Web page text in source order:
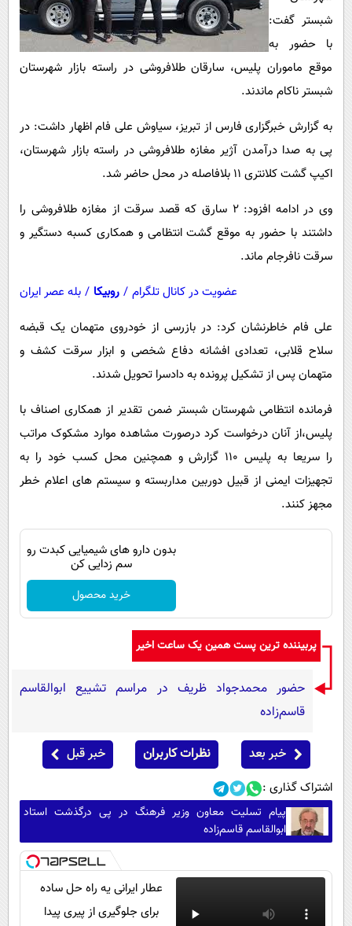
سرگرمی
فناوری
گوناگون
محیط زیست
سلامت
فرهنگی
بین الملل
اجتماعی
سیاست خارجی
پیامک
روانشناسی
آشپزی
شبستر گفت:
با حضور به
موقع ماموران پلیس، سارقان طلافروشی در راسته بازار شهرستان
شبستر ناکام ماندند.
به گزارش خبرگزاری فارس از تبریز، سیاوش علی فام اظهار داشت: در
پی به صدا درآمدن آژیر مغازه طلافروشی در راسته بازار شهرستان،
اکیپ گشت کلانتری 11 بلافاصله در محل حاضر شد.
وی در ادامه افزود: 2 سارق که قصد سرقت از مغازه طلافروشی را
داشتند با حضور به موقع گشت انتظامی و همکاری کسبه دستگیر و
سرقت نافرجام ماند.
عضویت در کانال تلگرام / روبیکا / بله عصر ایران
علی فام خاطرنشان کرد: در بازرسی از خودروی متهمان یک قبضه
سلاح قلابی، تعدادی افشانه دفاع شخصی و ابزار سرقت کشف و
متهمان پس از تشکیل پرونده به دادسرا تحویل شدند.
فرمانده انتظامی شهرستان شبستر ضمن تقدیر از همکاری اصناف با
پلیس،از آنان درخواست کرد درصورت مشاهده موارد مشکوک مراتب
را سریعا به پلیس 110 گزارش و همچنین محل کسب خود را به
تجهیزات ایمنی از قبیل دوربین مداربسته و سیستم های اعلام خطر
مجهز کنند.
بدون دارو های شیمیایی کبدت رو
سم زدایی کن
خرید محصول
پربیننده ترین پست همین یک ساعت اخیر
حضور محمدجواد ظریف در مراسم تشییع ابوالقاسم
قاسم‌زاده
خبر بعد نظرات کاربران خبر قبل
اشتراک گذاری :
پیام تسلیت معاون وزیر فرهنگ در پی درگذشت استاد
ابوالقاسم قاسم‌زاده
عطار ایرانی یه راه حل ساده
برای جلوگیری از پیری پیدا